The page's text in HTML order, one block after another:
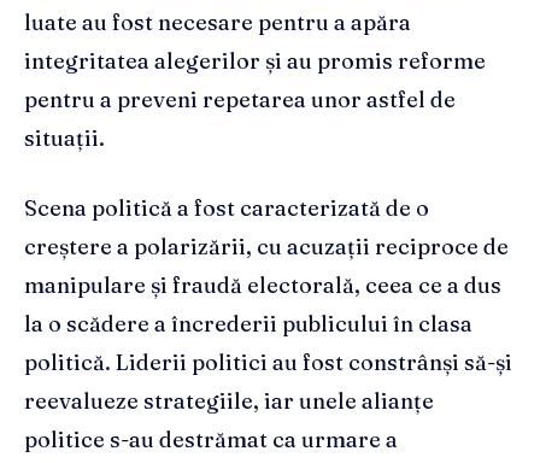
luate au fost necesare pentru a apăra
integritatea alegerilor și au promis reforme
pentru a preveni repetarea unor astfel de
situații.
Scena politică a fost caracterizată de o
creștere a polarizării, cu acuzații reciproce de
manipulare și fraudă electorală, ceea ce a dus
la o scădere a încrederii publicului în clasa
politică. Liderii politici au fost constrânși să-și
reevalueze strategiile, iar unele alianțe
politice s-au destrămat ca urmare a